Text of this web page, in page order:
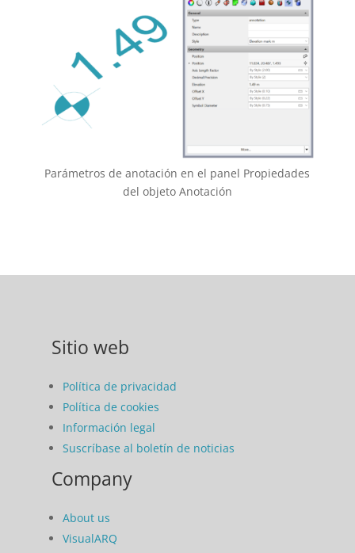
Parámetros de anotación en el panel Propiedades
del objeto Anotación
Sitio web
Política de privacidad
Política de cookies
Información legal
Suscríbase al boletín de noticias
Company
About us
VisualARQ